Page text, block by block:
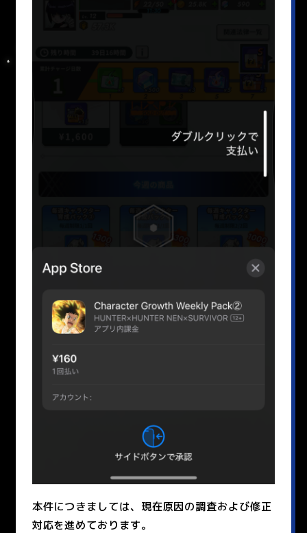
本件につきましては、現在原因の調査および修正
対応を進めております。